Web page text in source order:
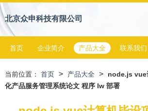
北京众申科技有限公司
首页 企业简介 产品大全 联系我们
当前位置： 首页 > 产品大全 >
node.js vue
化产品服务管理系统论文 程序 lw 部署